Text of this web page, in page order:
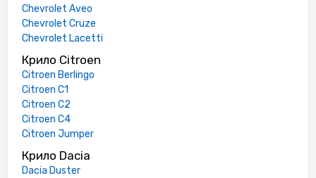
Chevrolet Aveo
Chevrolet Cruze
Chevrolet Lacetti
Крило Citroen
Citroen Berlingo
Citroen C1
Citroen C2
Citroen C4
Citroen Jumper
Крило Dacia
Dacia Duster